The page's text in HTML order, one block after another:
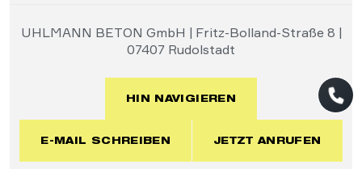
UHLMANN BETON GmbH | Fritz-Bolland-Straße 8 |
07407 Rudolstadt
HIN NAVIGIEREN
E-MAIL SCHREIBEN JETZT ANRUFEN